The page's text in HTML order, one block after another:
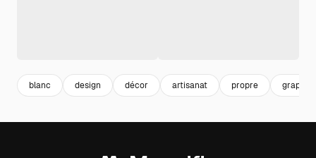
blanc design décor artisanat propre